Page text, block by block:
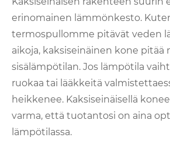
erinomainen lämmönkesto.
termospullomme pitävät veden
aikoja, kaksiseinäinen kone pitää
sisälämpötilan. Jos lämpötila
ruokaa tai lääkkeitä
heikkenee. Kaksiseinäisellä
varma, että tuotantosi on aina
lämpötilassa.